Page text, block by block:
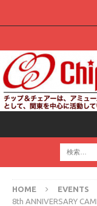
HOME EVENTS
8th ANNIVERSARY